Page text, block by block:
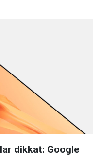
dikkat: Google